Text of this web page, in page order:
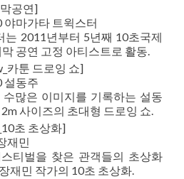
공연]
야마가타 트윅스터
는 2011년부터 5년째 10초국제
공연 고정 아티스트로 활동.
카툰 드로잉 쇼]
설동주
많은 이미지를 기록하는 설동
사이즈의 초대형 드로잉 쇼.
초 초상화]
재민
티벌을 찾은 관객들의 초상화
재민 작가의 10초 초상화.